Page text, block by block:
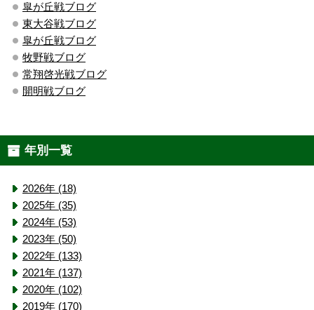
皐が丘戦ブログ
東大谷戦ブログ
皐が丘戦ブログ
牧野戦ブログ
常翔啓光戦ブログ
開明戦ブログ
年別一覧
2026年 (18)
2025年 (35)
2024年 (53)
2023年 (50)
2022年 (133)
2021年 (137)
2020年 (102)
2019年 (170)